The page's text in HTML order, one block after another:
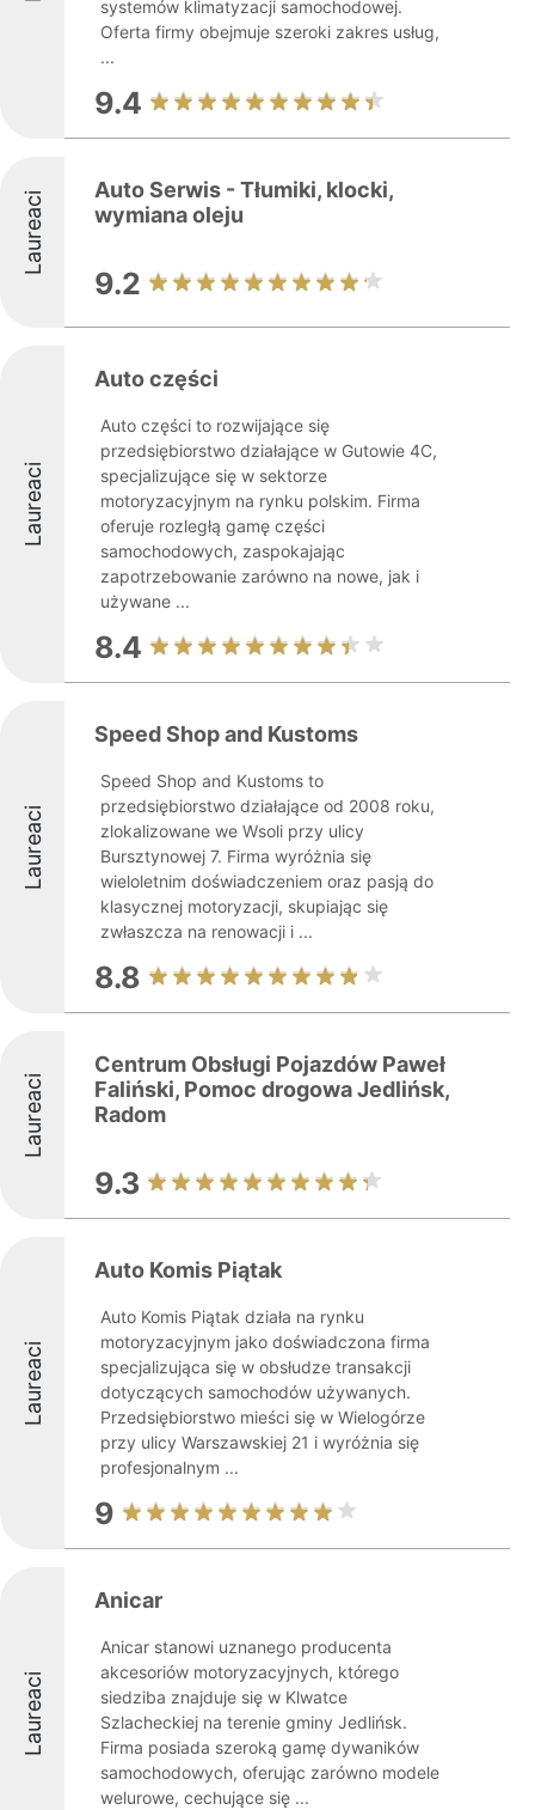
systemów klimatyzacji samochodowej.
Oferta firmy obejmuje szeroki zakres usług,
...
9.4
Laureaci
Auto Serwis - Tłumiki, klocki,
wymiana oleju
9.2
Laureaci
Auto części
Auto części to rozwijające się
przedsiębiorstwo działające w Gutowie 4C,
specjalizujące się w sektorze
motoryzacyjnym na rynku polskim. Firma
oferuje rozległą gamę części
samochodowych, zaspokajając
zapotrzebowanie zarówno na nowe, jak i
używane ...
8.4
Laureaci
Speed Shop and Kustoms
Speed Shop and Kustoms to
przedsiębiorstwo działające od 2008 roku,
zlokalizowane we Wsoli przy ulicy
Bursztynowej 7. Firma wyróżnia się
wieloletnim doświadczeniem oraz pasją do
klasycznej motoryzacji, skupiając się
zwłaszcza na renowacji i ...
8.8
Laureaci
Centrum Obsługi Pojazdów Paweł
Faliński, Pomoc drogowa Jedlińsk,
Radom
9.3
Laureaci
Auto Komis Piątak
Auto Komis Piątak działa na rynku
motoryzacyjnym jako doświadczona firma
specjalizująca się w obsłudze transakcji
dotyczących samochodów używanych.
Przedsiębiorstwo mieści się w Wielogórze
przy ulicy Warszawskiej 21 i wyróżnia się
profesjonalnym ...
9
Laureaci
Anicar
Anicar stanowi uznanego producenta
akcesoriów motoryzacyjnych, którego
siedziba znajduje się w Klwatce
Szlacheckiej na terenie gminy Jedlińsk.
Firma posiada szeroką gamę dywaników
samochodowych, oferując zarówno modele
welurowe, cechujące się ...